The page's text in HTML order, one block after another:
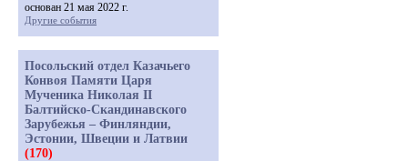
основан 21 мая 2022 г.
Другие события
Посольский отдел Казачьего
Конвоя Памяти Царя
Мученика Николая II
Балтийско-Скандинавского
Зарубежья – Финляндии,
Эстонии, Швеции и Латвии
(170)